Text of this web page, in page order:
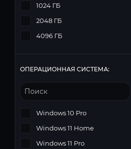
1024 ГБ
2048 ГБ
4096 ГБ
ОПЕРАЦИОННАЯ СИСТЕМА:
Windows 10 Pro
Windows 11 Home
Windows 11 Pro